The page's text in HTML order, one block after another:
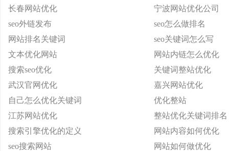
长春网站优化
宁波网站优化公司
seo外链发布
seo怎么做排名
网站排名关键词
seo关键词怎么写
文本优化网站
网站内链怎么优化
搜索seo优化
关键词整站优化
武汉官网优化
嘉兴网站优化
自己怎么优化关键词
优化整站
江苏网站优化
整站优化关键词排名
搜索引擎优化的定义
网站内容如何优化
seo搜索网站
网站如何做优化